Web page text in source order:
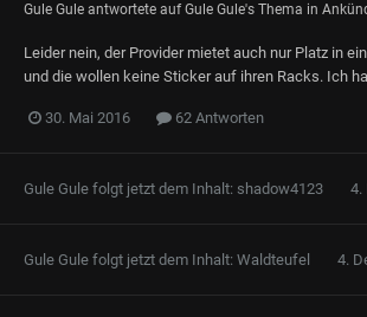
Gule Gule antwortete aufGule Gule's Thema in
Leider nein, der Provider mietet auch nur Platz in
und die wollen keine Sticker auf ihren Racks. Ich
30. Mai 2016 62 Antworten
Gule Gule folgt jetzt dem Inhalt: shadow4123 4.
Gule Gule folgt jetzt dem Inhalt: Waldteufel 4.